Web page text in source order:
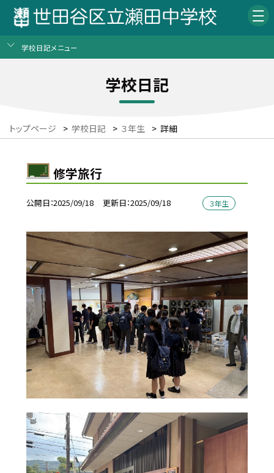
学校日記メニュー
学校日記
トップページ > 学校日記 > ３年生 > 詳細
修学旅行
公開日 2025/09/18 更新日 2025/09/18 ３年生